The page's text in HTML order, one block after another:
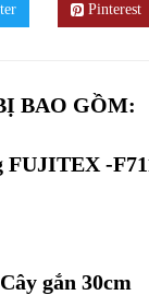
Pinterest
BAO GỒM:
FUJITEX -
gắn 30cm